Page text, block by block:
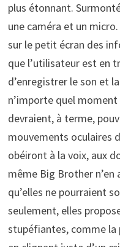
plus étonnant.
une caméra et un
sur le petit écran des
que l’utilisateur est en
d’enregistrer le son et
n’importe quel
devraient, à terme,
mouvements oculaires
obéiront à la voix, aux
même Big Brother
qu’elles ne pourraient
seulement, elles
stupéfiantes, comme la